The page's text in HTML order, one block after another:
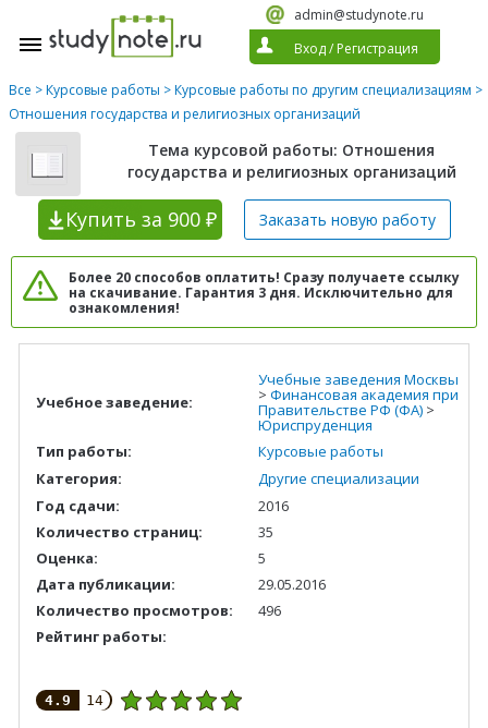
admin@studynote.ru
Вход/ Регистрация
Все >Курсовые работы >Курсовые работы по другим специализациям >
Отношения государства и религиозных организаций
Тема курсовой работы: Отношения
государства и религиозных организаций
Купить за 900 ₽ Заказать новую работу
Более 20 способов оплатить! Сразу получаете ссылку
на скачивание. Гарантия 3 дня. Исключительно для
ознакомления!
Учебное заведение:
Учебные заведения Москвы
> Финансовая академия при
Правительстве РФ (ФА) >
Юриспруденция
Тип работы:
Курсовые работы
Категория:
Другие специализации
Год сдачи:
2016
Количество страниц:
35
Оценка:
5
Дата публикации:
29.05.2016
Количество просмотров:
496
Рейтинг работы:
4.9 14